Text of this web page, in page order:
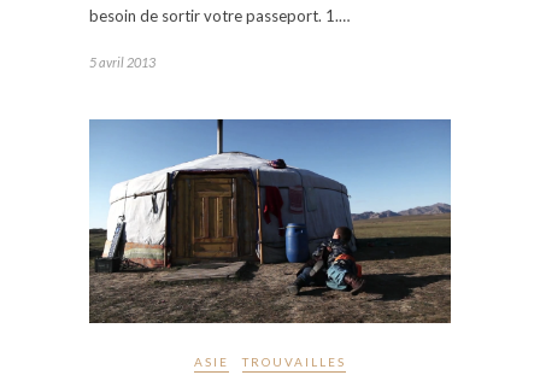
besoin de sortir votre passeport. 1.…
5 avril 2013
ASIE TROUVAILLES